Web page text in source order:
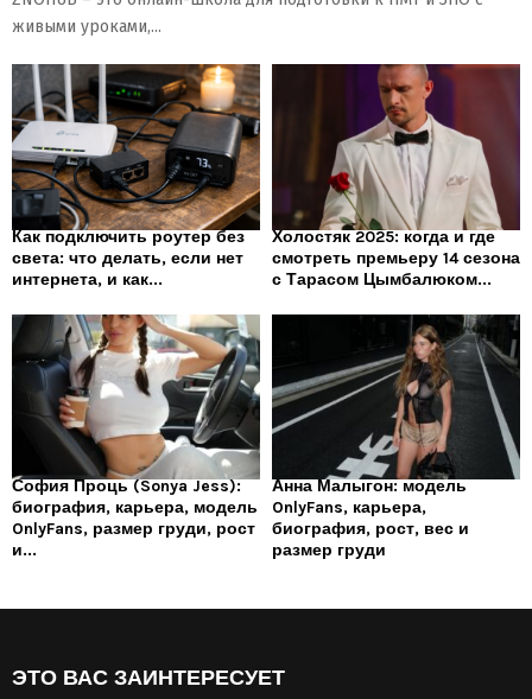
живыми уроками,...
Как подключить роутер без
света: что делать, если нет
интернета, и как...
Холостяк 2025: когда и где
смотреть премьеру 14 сезона
с Тарасом Цымбалюком...
София Проць (Sonya Jess):
биография, карьера, модель
OnlyFans, размер груди, рост
и...
Анна Малыгон: модель
OnlyFans, карьера,
биография, рост, вес и
размер груди
ЭТО ВАС ЗАИНТЕРЕСУЕТ